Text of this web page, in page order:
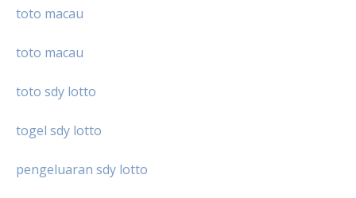
toto macau
toto macau
toto sdy lotto
togel sdy lotto
pengeluaran sdy lotto